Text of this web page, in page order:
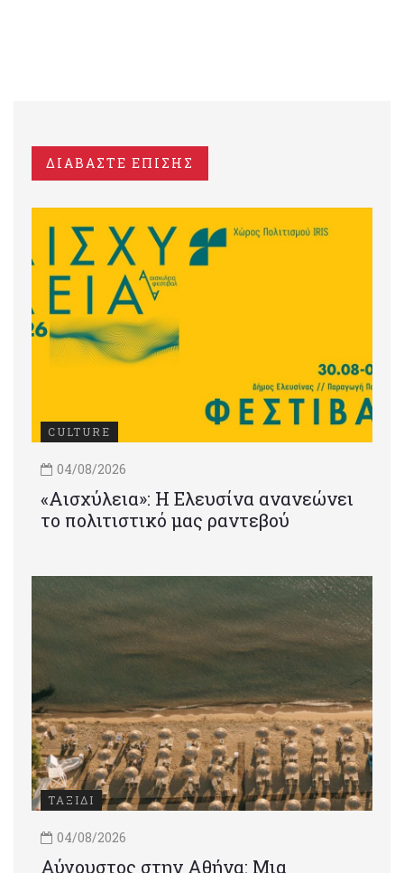
ΔΙΑΒΑΣΤΕ ΕΠΙΣΗΣ
CULTURE
04/08/2026
«Αισχύλεια»: Η Ελευσίνα ανανεώνει
το πολιτιστικό μας ραντεβού
ΤΑΞΙΔΙ
04/08/2026
Αύγουστος στην Αθήνα: Μια